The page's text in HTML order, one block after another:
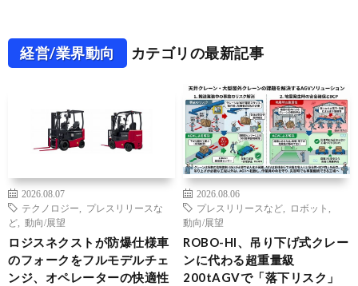
経営/業界動向 カテゴリの最新記事
2026.08.07
テクノロジー
プレスリリースな
ど
動向/展望
ロジスネクストが防爆仕様車
のフォークをフルモデルチェ
ンジ、オペレーターの快適性
2026.08.06
プレスリリースなど
ロボット
動向/展望
ROBO-HI、吊り下げ式クレー
ンに代わる超重量級
200tAGVで「落下リスク」